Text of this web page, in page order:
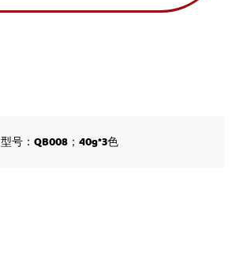
型号：QB008；40g*3色